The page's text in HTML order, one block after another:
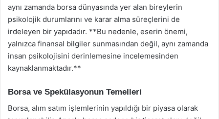
aynı zamanda borsa dünyasında yer alan bireylerin
psikolojik durumlarını ve karar alma süreçlerini de
irdeleyen bir yapıdadır. **Bu nedenle, eserin önemi,
yalnızca finansal bilgiler sunmasından değil, aynı zamanda
insan psikolojisini derinlemesine incelemesinden
kaynaklanmaktadır.**
Borsa ve Spekülasyonun Temelleri
Borsa, alım satım işlemlerinin yapıldığı bir piyasa olarak